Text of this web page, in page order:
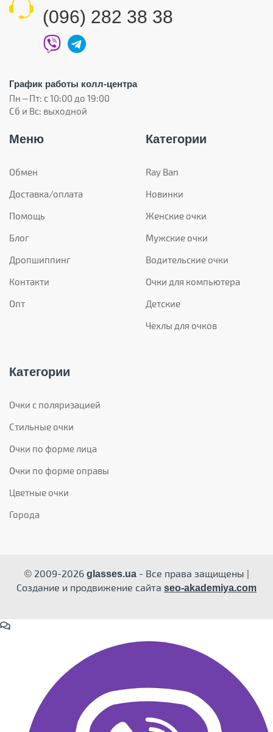
(096) 282 38 38
График работы колл-центра
Пн – Пт: с 10:00 до 19:00
Сб и Вс: выходной
Меню
Обмен
Доставка/оплата
Помощь
Блог
Дропшиппинг
Контакти
Опт
Категории
Ray Ban
Новинки
Женские очки
Мужские очки
Водительские очки
Очки для компьютера
Детские
Чехлы для очков
Категории
Очки с поляризацией
Стильные очки
Очки по форме лица
Очки по форме оправы
Цветные очки
Города
© 2009-2026glasses.ua- Все права защищены |
Создание и продвижение сайта seo-akademiya.com